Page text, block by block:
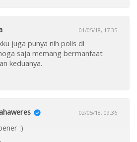
01/05/18, 17.35
juga punya nih polis di
saja memang bermanfaat
keduanya.
02/05/18, 09.36
:)